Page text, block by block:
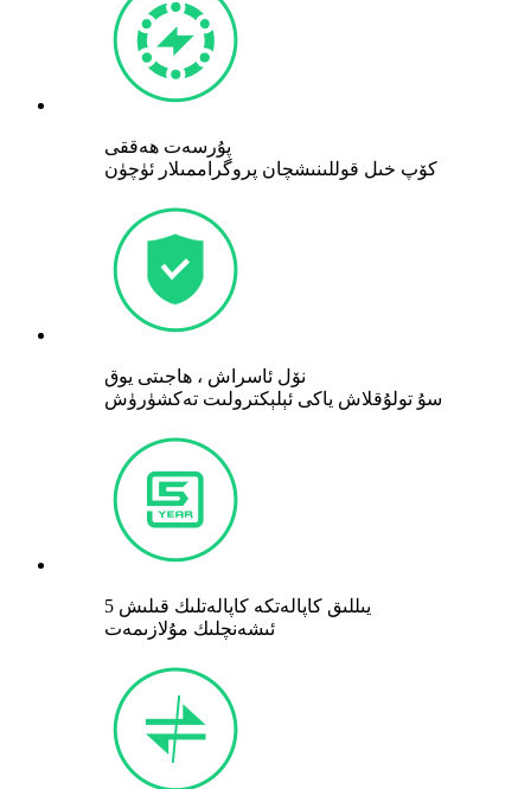
پۇرسەت ھەققى
كۆپ خىل قوللىنىشچان پروگراممىلار ئۈچۈن
نۆل ئاسراش ، ھاجىتى يوق
سۇ تولۇقلاش ياكى ئېلېكترولىت تەكشۈرۈش
5 يىللىق كاپالەتكە كاپالەتلىك قىلىش
ئىشەنچلىك مۇلازىمەت